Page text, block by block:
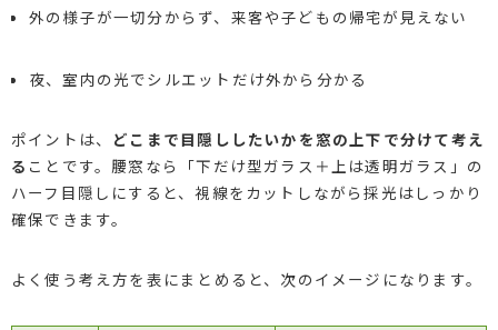
外の様子が一切分からず、来客や子どもの帰宅が見えない
夜、室内の光でシルエットだけ外から分かる
ポイントは、 どこまで目隠ししたいかを窓の上下で分けて考え
る ことです。腰窓なら「下だけ型ガラス＋上は透明ガラス」の
ハーフ目隠しにすると、視線をカットしながら採光はしっかり
確保できます。
よく使う考え方を表にまとめると、次のイメージになります。